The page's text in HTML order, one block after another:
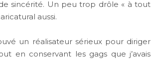
sincérité. Un peu trop drôle « à tout
aussi.
un réalisateur sérieux pour diriger
en conservant les gags que j’avais